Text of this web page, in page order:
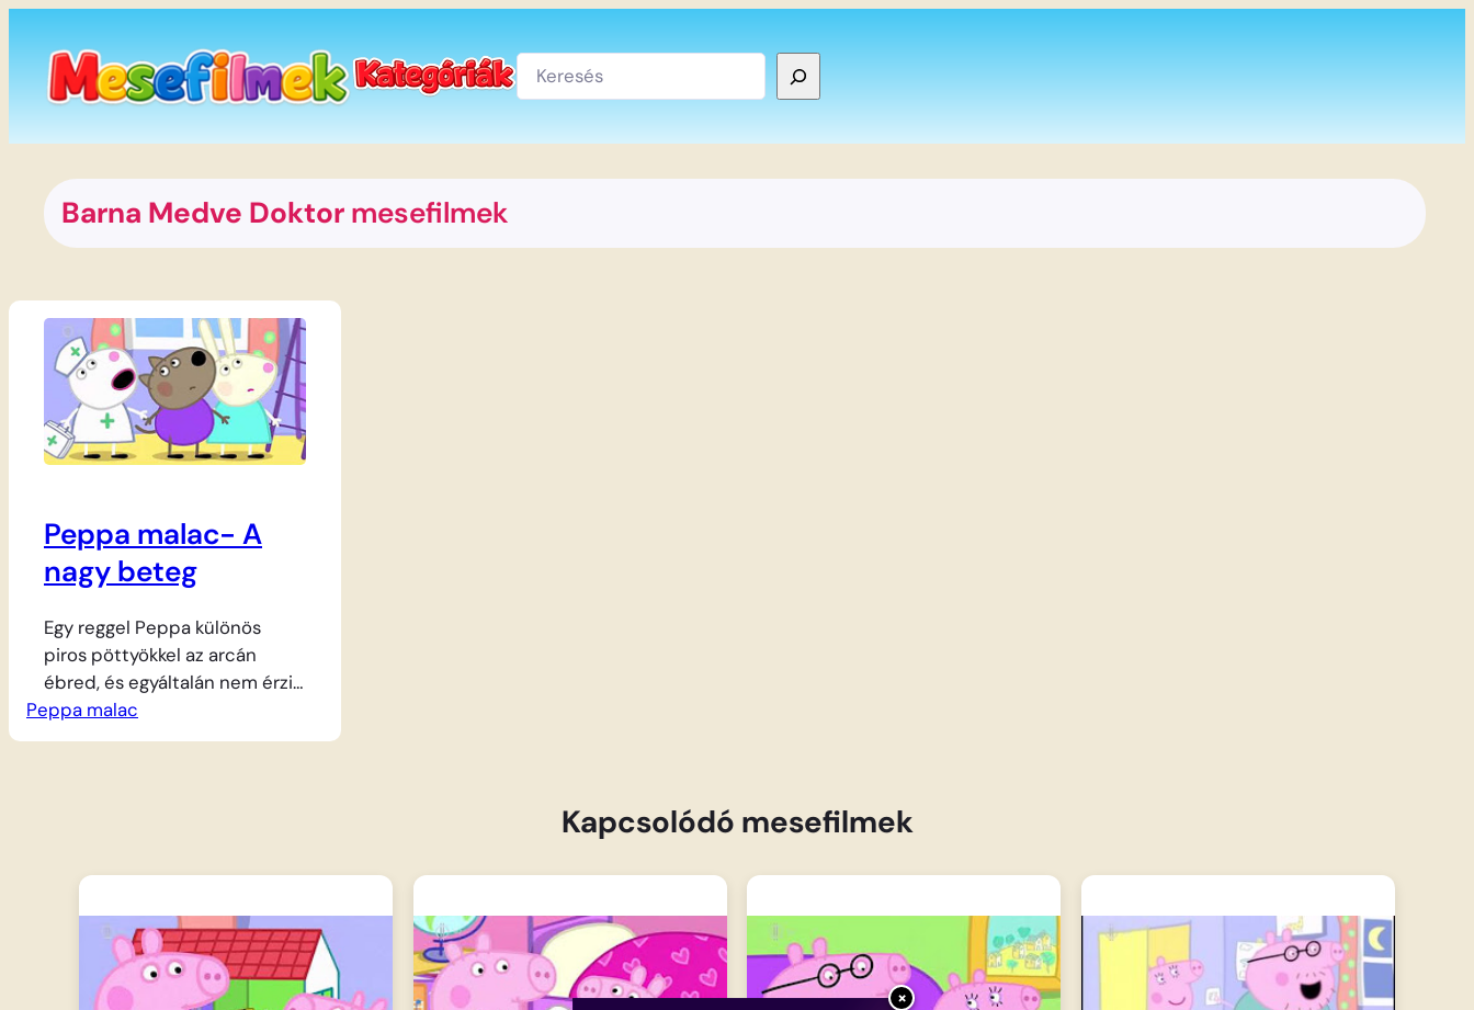
×
tartalomhoz
Keresés
Barna Medve Doktor mesefilmek
Peppa malac- A
nagy beteg
Egy reggel Peppa különös
piros pöttyökkel az arcán
ébred, és egyáltalán nem érzi
jól magát. Malac mama
azonnal hívja Barna medve
a legfinomabb, Peppa bátran
érdekében. Barátai, Suzy és
Danny is eljönnek
meglátogatni őt, de…
Peppa malac
Kapcsolódó mesefilmek